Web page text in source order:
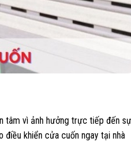
tâm vì ảnh hưởng trực tiếp đến
khiển cửa cuốn ngay tại nhà